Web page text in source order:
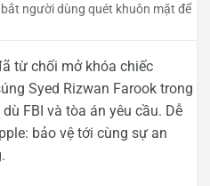
người dùng quét khuôn mặt để
từ chối mở khóa chiếc
Syed Rizwan Farook trong
FBI và tòa án yêu cầu. Dễ
bảo vệ tới cùng sự an